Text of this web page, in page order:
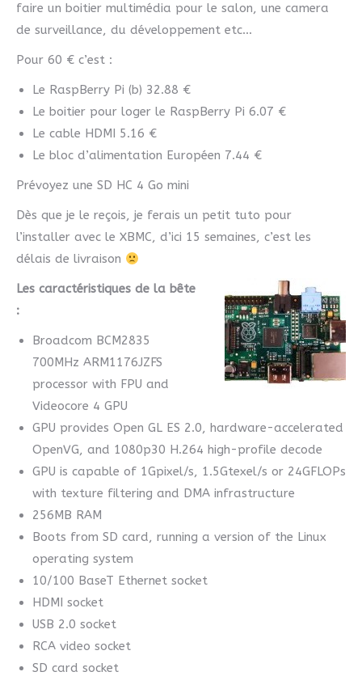
faire un boitier multimédia pour le salon, une camera
de surveillance, du développement etc…
Pour 60 € c’est :
Le RaspBerry Pi (b) 32.88 €
Le boitier pour loger le RaspBerry Pi 6.07 €
Le cable HDMI 5.16 €
Le bloc d’alimentation Européen 7.44 €
Prévoyez une SD HC 4 Go mini
Dès que je le reçois, je ferais un petit tuto pour
l’installer avec le XBMC, d’ici 15 semaines, c’est les
délais de livraison
Les caractéristiques de la bête
:
Broadcom BCM2835
700MHz ARM1176JZFS
processor with FPU and
Videocore 4 GPU
GPU provides Open GL ES 2.0, hardware-accelerated
OpenVG, and 1080p30 H.264 high-profile decode
GPU is capable of 1Gpixel/s, 1.5Gtexel/s or 24GFLOPs
with texture filtering and DMA infrastructure
256MB RAM
Boots from SD card, running a version of the Linux
operating system
10/100 BaseT Ethernet socket
HDMI socket
USB 2.0 socket
RCA video socket
SD card socket